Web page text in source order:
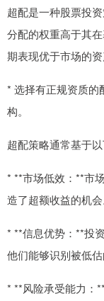
超配是一种股票投
分配的权重高于其
期表现优于市场的
* 选择有正规资质的
构。
超配策略通常基于以
* **市场低效：**市
造了超额收益的机会
* **信息优势：**投
他们能够识别被低估
* **风险承受能力：